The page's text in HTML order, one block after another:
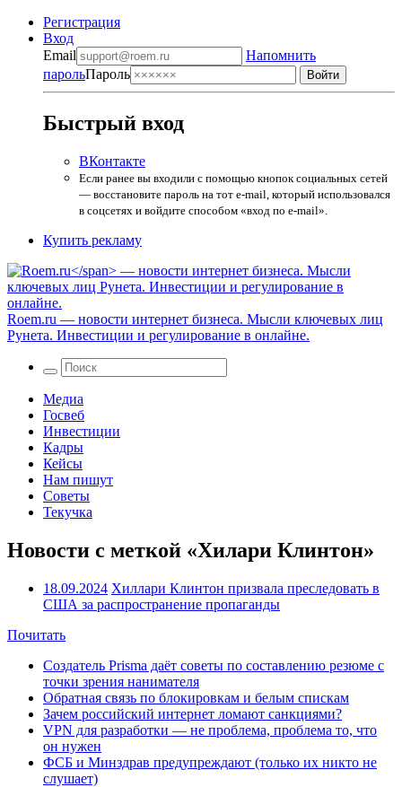
Регистрация
Вход
Email
Напомнить
парольПароль
Быстрый вход
ВКонтакте
Если ранее вы входили с помощью кнопок социальных сетей
— восстановите пароль на тот e-mail, который использовался
в соцсетях и войдите способом «вход по e-mail».
Купить рекламу
Roem.ru — новости интернет бизнеса. Мысли ключевых лиц
Рунета. Инвестиции и регулирование в онлайне.
Медиа
Госвеб
Инвестиции
Кадры
Кейсы
Нам пишут
Советы
Текучка
Новости с меткой «Хилари Клинтон»
18.09.2024 Хиллари Клинтон призвала преследовать в
США за распространение пропаганды
Почитать
Создатель Prisma даёт советы по составлению резюме с
точки зрения нанимателя
Обратная связь по блокировкам и белым спискам
Зачем российский интернет ломают санкциями?
VPN для разработки — не проблема, проблема то, что
он нужен
ФСБ и Минздрав предупреждают (только их никто не
слушает)